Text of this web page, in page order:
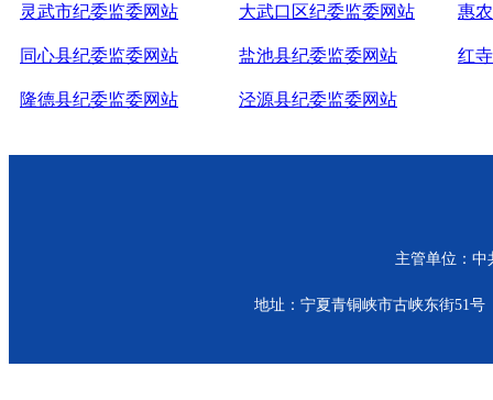
灵武市纪委监委网站 大武口区纪委监委网站 惠
同心县纪委监委网站 盐池县纪委监委网站 红
隆德县纪委监委网站 泾源县纪委监委网站
主管单位：
地址：宁夏青铜峡市古峡东街51